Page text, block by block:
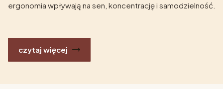
ergonomia wpływają na sen, koncentrację i samodzielność.
czytaj więcej